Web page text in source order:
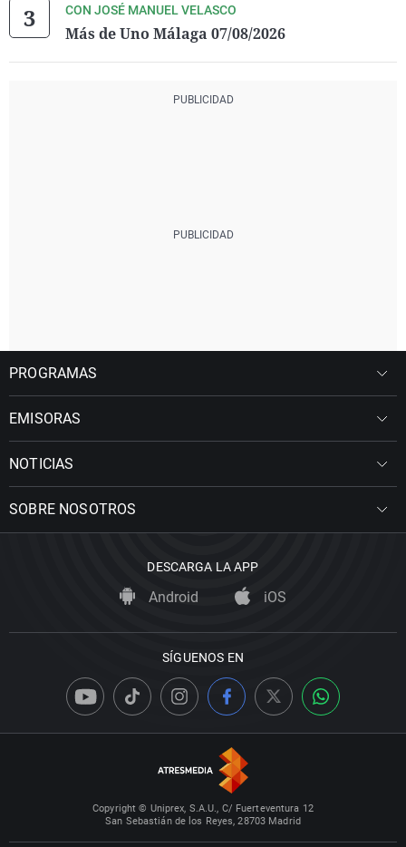
CON JOSÉ MANUEL VELASCO
Más de Uno Málaga 07/08/2026
PROGRAMAS
EMISORAS
NOTICIAS
SOBRE NOSOTROS
DESCARGA LA APP
Android iOS
SÍGUENOS EN
Copyright © Uniprex, S.A.U., C/ Fuerteventura 12
San Sebastián de los Reyes, 28703 Madrid